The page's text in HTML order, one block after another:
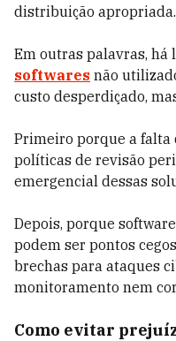
distribuição apropriada.
Em outras palavras, há
softwares não
custo desperdiçado,
Primeiro porque a falta
políticas de revisão
emergencial dessas
Depois, porque
podem ser pontos
brechas para ataques
monitoramento nem
Como evitar